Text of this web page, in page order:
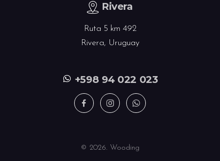
Rivera
Ruta 5 km 492
Rivera, Uruguay
+598 94 022 023
© 2026. Wooding